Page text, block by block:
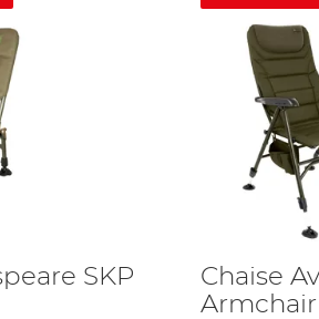
SKP
Chaise
Armchair